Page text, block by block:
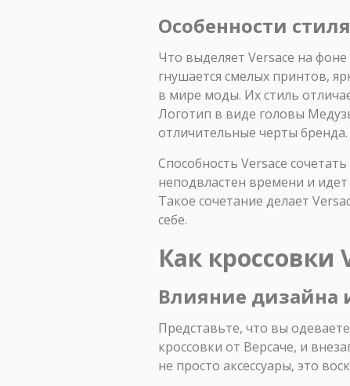
Особенности
Что выделяет Versace на
гнушается смелых принтов,
в мире моды. Их стиль
Логотип в виде головы
отличительные черты бренда.
Способность Versace
неподвластен времени и
Такое сочетание делает
себе.
Как кроссовки
Влияние дизайна
Представьте, что вы
кроссовки от Версаче, и
не просто аксессуары, это